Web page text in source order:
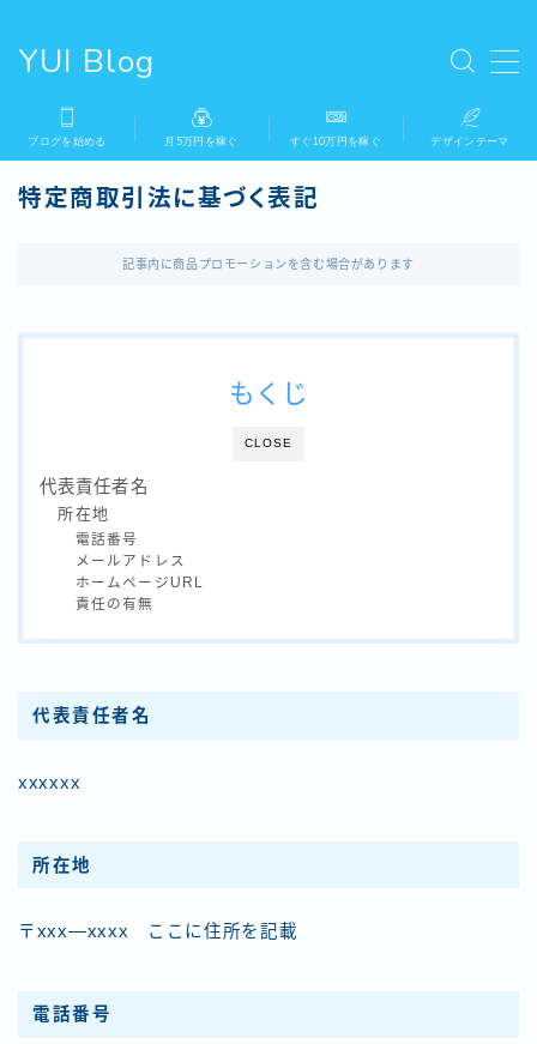
YUI Blog
【初心者でも簡単】Conoha WINGで
WordPressブログ開設
【子育て中会社員でもできる】ブログ収益でまず
超初心者でも簡単に使える！wordpress有料テ
月100万円以上稼ぐブロガーも登録！ブログ初心
【超簡単】無料でできる！アフィリエイトのセル
フバックで10万円を稼ごう！
【全ブロガー必須】ラッコキーワードとは？初心
者でも簡単に使える使い方を伝授
普通の会社員のボクが子育てしながら副業ブログ
を始めた訳【仕事×子育て×ブログ】
【資産１０００万円突破】ブログ×資産運用でセ
ブログを始める 月5万円を稼ぐ すぐ10万円を稼ぐ デザインテーマ
特定商取引法に基づく表記
記事内に商品プロモーションを含む場合があります
CLOSE
もくじ
代表責任者名
所在地
電話番号
メールアドレス
ホームページURL
責任の有無
代表責任者名
xxxxxx
所在地
〒xxx―xxxx ここに住所を記載
電話番号